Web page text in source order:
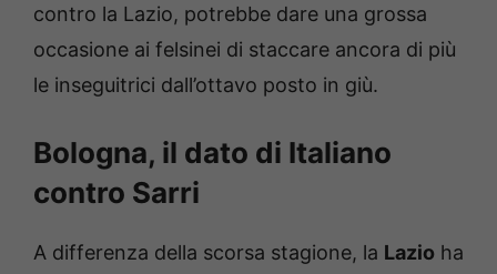
contro la Lazio, potrebbe dare una grossa
occasione ai felsinei di staccare ancora di più
le inseguitrici dall’ottavo posto in giù.
Bologna, il dato di Italiano
contro Sarri
A differenza della scorsa stagione, la Lazio ha